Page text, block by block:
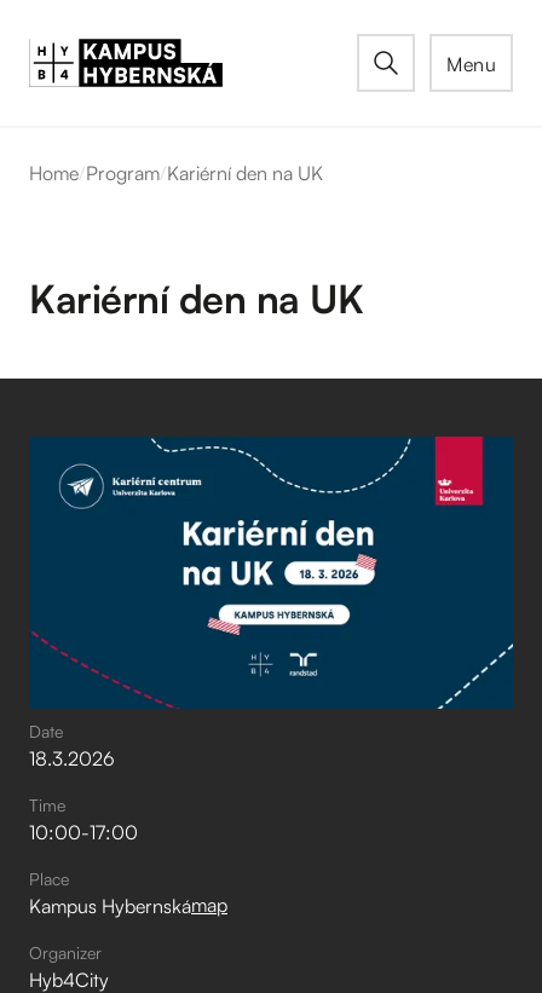
Menu
Home/Program/Kariérní den na UK
Kariérní den na UK
Date
18.3.2026
Time
10:00-17:00
Place
Kampus Hybernskámap
Organizer
Hyb4City